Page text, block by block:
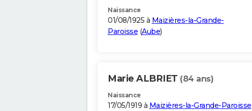
Naissance
01/08/1925 à Maizières-la-Grande-
Paroisse (Aube)
Marie ALBRIET (84 ans)
Naissance
17/05/1919 à Maizières-la-Grande-Paroisse